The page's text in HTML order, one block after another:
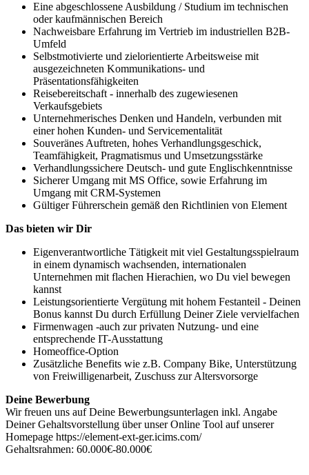
Eine abgeschlossene Ausbildung / Studium im technischen
oder kaufmännischen Bereich
Nachweisbare Erfahrung im Vertrieb im industriellen B2B-
Umfeld
Selbstmotivierte und zielorientierte Arbeitsweise mit
ausgezeichneten Kommunikations- und
Präsentationsfähigkeiten
Reisebereitschaft - innerhalb des zugewiesenen
Verkaufsgebiets
Unternehmerisches Denken und Handeln, verbunden mit
einer hohen Kunden- und Servicementalität
Souveränes Auftreten, hohes Verhandlungsgeschick,
Teamfähigkeit, Pragmatismus und Umsetzungsstärke
Verhandlungssichere Deutsch- und gute Englischkenntnisse
Sicherer Umgang mit MS Office, sowie Erfahrung im
Umgang mit CRM-Systemen
Gültiger Führerschein gemäß den Richtlinien von Element
Das bieten wir Dir
Eigenverantwortliche Tätigkeit mit viel Gestaltungsspielraum
in einem dynamisch wachsenden, internationalen
Unternehmen mit flachen Hierachien, wo Du viel bewegen
kannst
Leistungsorientierte Vergütung mit hohem Festanteil - Deinen
Bonus kannst Du durch Erfüllung Deiner Ziele vervielfachen
Firmenwagen -auch zur privaten Nutzung- und eine
entsprechende IT-Ausstattung
Homeoffice-Option
Zusätzliche Benefits wie z.B. Company Bike, Unterstützung
von Freiwilligenarbeit, Zuschuss zur Altersvorsorge
Deine Bewerbung
Wir freuen uns auf Deine Bewerbungsunterlagen inkl. Angabe
Deiner Gehaltsvorstellung über unser Online Tool auf unserer
Homepage https://element-ext-ger.icims.com/
Gehaltsrahmen: 60.000€-80.000€